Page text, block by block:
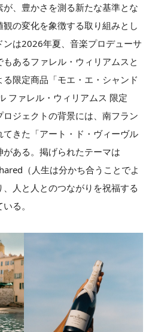
、豊かさを測る新たな基準とな
の変化を象徴する取り組みとし
は2026年夏、音楽プロデューサ
あるファレル・ウィリアムスと
限定商品「モエ・エ・シャンド
ファレル・ウィリアムス 限定
ジェクトの背景には、南フラン
てきた「アート・ド・ヴィーヴル
がある。掲げられたテーマは
（人生は分かち合うことでよ
人と人とのつながりを祝福する
る。